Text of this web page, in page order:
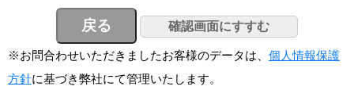
※お問合わせいただきましたお客様のデータは、 個人情報保護
方針に基づき弊社にて管理いたします。